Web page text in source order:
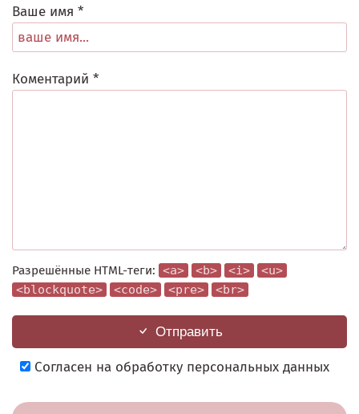
Ваше имя *
Коментарий *
Разрешённые HTML-теги: <a> <b> <i>
<u>
<blockquote>
<code> <pre> <br>
Отправить
Согласен на обработку персональных данных